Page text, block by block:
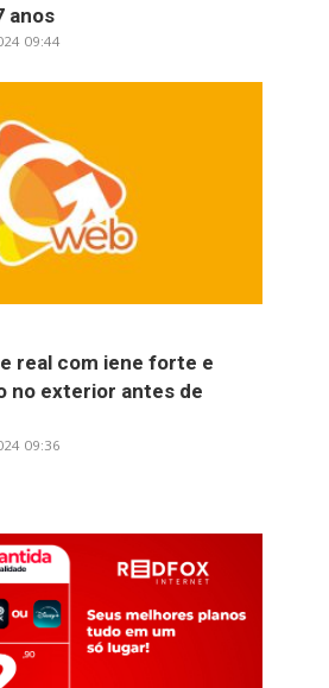
anos
09:44
real com iene forte e
no exterior antes de
09:36